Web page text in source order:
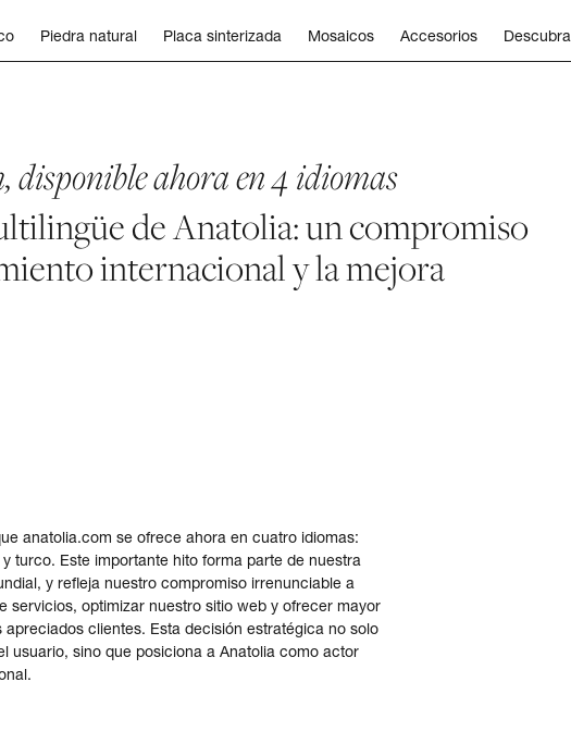
Piedra natural Placa sinterizada Mosaicos Accesorios Descubra
disponible ahora en 4 idiomas
de Anatolia: un compromiso
internacional y la mejora
anatolia.com se ofrece ahora en cuatro idiomas:
turco. Este importante hito forma parte de nuestra
y refleja nuestro compromiso irrenunciable a
servicios, optimizar nuestro sitio web y ofrecer mayor
clientes. Esta decisión estratégica no solo
usuario, sino que posiciona a Anatolia como actor